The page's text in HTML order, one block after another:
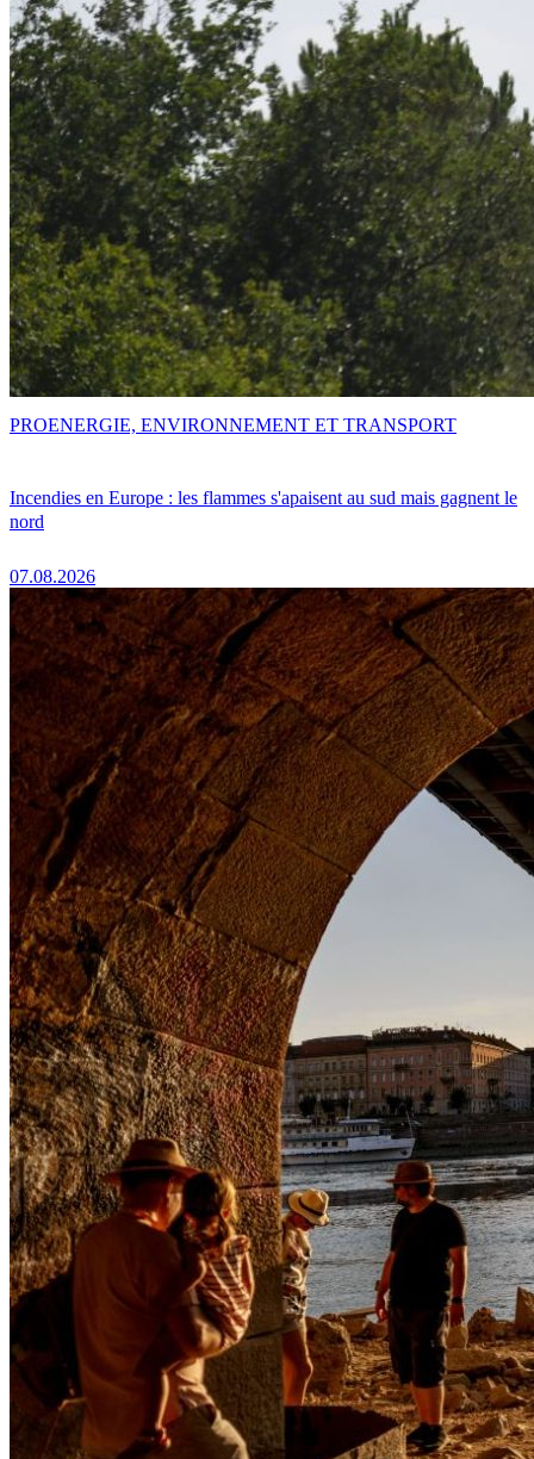
Incendies en Europe : les flammes s'apaisent au sud mais gagnent le
nord
07.08.2026
PROENERGIE, ENVIRONNEMENT ET TRANSPORT